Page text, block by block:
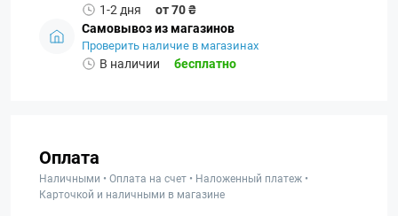
1-2 дня
от 70 ₴
Самовывоз из магазинов
Проверить наличие в магазинах
В наличии бесплатно
Оплата
Наличными • Оплата на счет • Наложенный платеж •
Карточкой и наличными в магазине